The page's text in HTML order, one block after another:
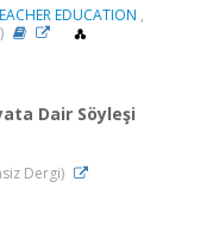
EDUCATION ,
Dair Söyleşi
Dergi)